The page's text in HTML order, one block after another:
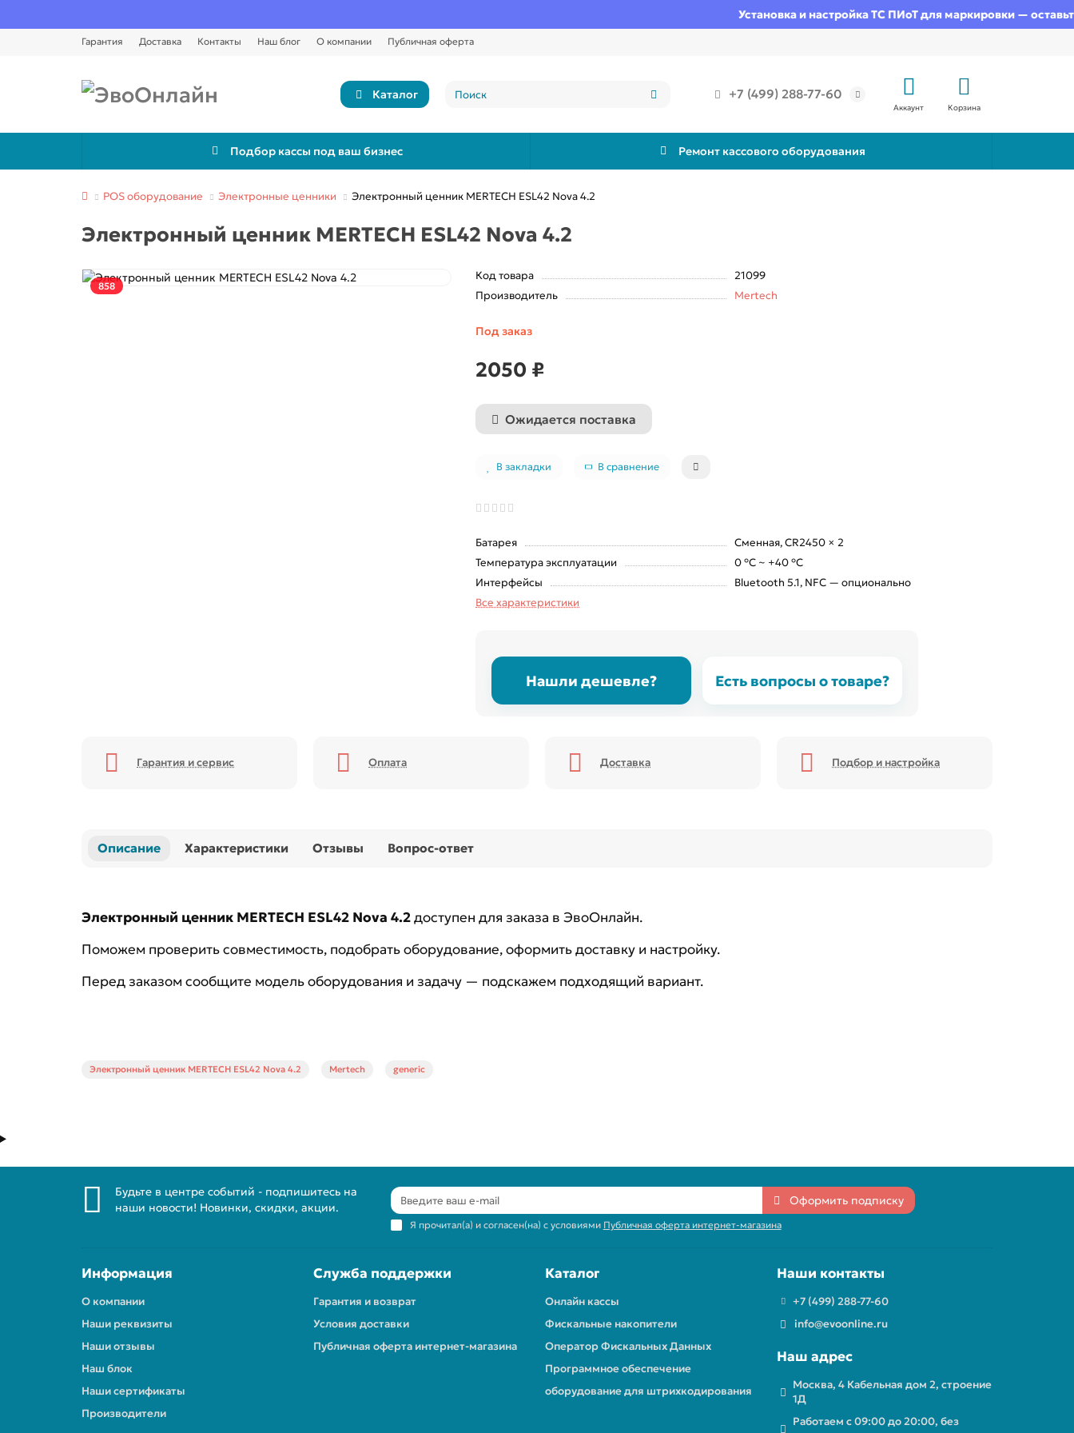
Установка и настройка ТС ПИоТ для маркировки — оставьте
Гарантия Доставка Контакты Наш блог О компании Публичная оферта
Каталог +7 (499) 288-77-60
Аккаунт Корзина
Подбор кассы под ваш бизнес Ремонт кассового оборудования
POS оборудование Электронные ценники Электронный ценник MERTECH ESL42 Nova 4.2
Электронный ценник MERTECH ESL42 Nova 4.2
858
Код товара
21099
Производитель
Mertech
Под заказ
2050 ₽
Ожидается поставка
В закладки В сравнение
Батарея
Сменная, CR2450 × 2
Температура эксплуатации
0 °C ~ +40 °C
Интерфейсы
Bluetooth 5.1, NFC — опционально
Все характеристики
Нашли дешевле? Есть вопросы о товаре?
Гарантия и сервис Оплата Доставка Подбор и настройка
Описание Характеристики Отзывы Вопрос-ответ
Электронный ценник MERTECH ESL42 Nova 4.2доступен для заказа в ЭвоОнлайн.
Поможем проверить совместимость, подобрать оборудование, оформить доставку и настройку.
Перед заказом сообщите модель оборудования и задачу — подскажем подходящий вариант.
Электронный ценник MERTECH ESL42 Nova 4.2 Mertech generic
Будьте в центре событий - подпишитесь на
наши новости! Новинки, скидки, акции.
Оформить подписку
Я прочитал(а) и согласен(на) с условиями Публичная оферта интернет-магазина
Информация
О компании
Наши реквизиты
Наши отзывы
Наш блок
Наши сертификаты
Производители
Служба поддержки
Гарантия и возврат
Условия доставки
Публичная оферта интернет-магазина
Каталог
Онлайн кассы
Фискальные накопители
Оператор Фискальных Данных
Программное обеспечение
оборудование для штрихкодирования
Наши контакты
+7 (499) 288-77-60
info@evoonline.ru
Наш адрес
Москва, 4 Кабельная дом 2, строение
1Д
Работаем с 09:00 до 20:00, без